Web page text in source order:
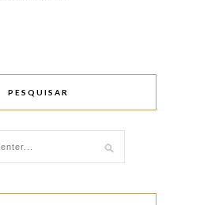
PESQUISAR